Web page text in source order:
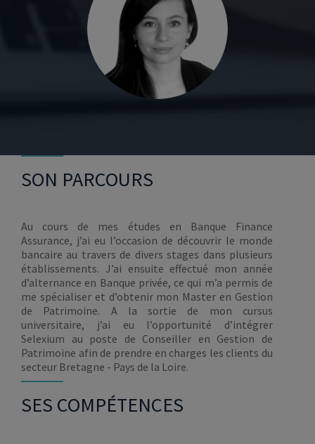
SON PARCOURS
Au cours de mes études en Banque Finance
Assurance, j’ai eu l’occasion de découvrir le monde
bancaire au travers de divers stages dans plusieurs
établissements. J’ai ensuite effectué mon année
d’alternance en Banque privée, ce qui m’a permis de
me spécialiser et d’obtenir mon Master en Gestion
de Patrimoine. A la sortie de mon cursus
universitaire, j’ai eu l’opportunité d’intégrer
Selexium au poste de Conseiller en Gestion de
Patrimoine afin de prendre en charges les clients du
secteur Bretagne - Pays de la Loire.
SES COMPÉTENCES